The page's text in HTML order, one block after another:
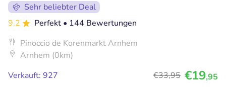
Sehr beliebter Deal
9.2
Perfekt • 144 Bewertungen
Pinoccio de Korenmarkt Arnhem
Arnhem (0km)
Verkauft: 927
€33,95 €19,95